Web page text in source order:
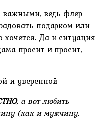
важными, ведь флер
подарком или
хочется. Да и ситуация
просит и просит,
, а вот любить
(как и мужчину,